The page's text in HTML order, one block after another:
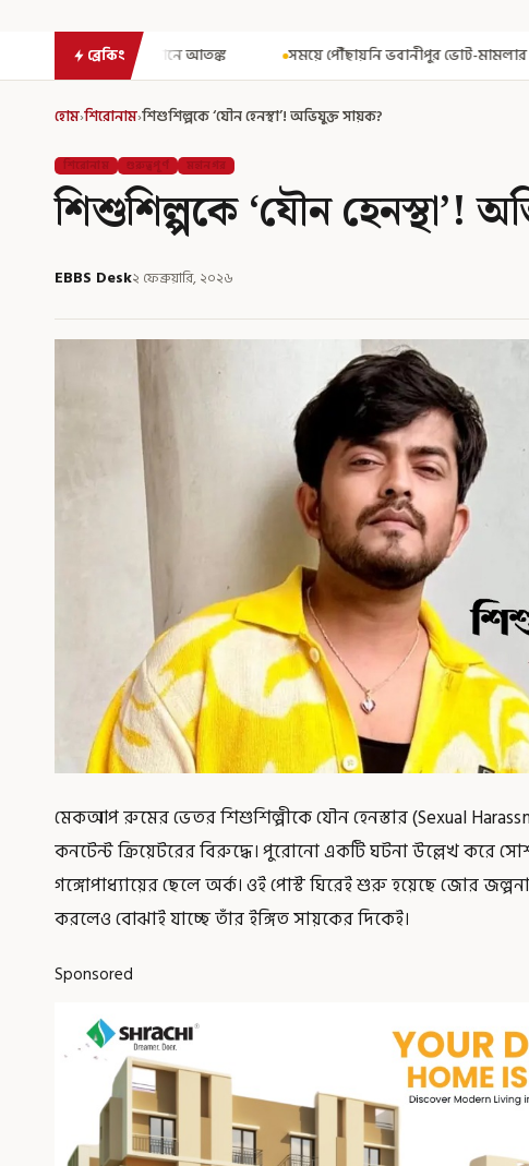
ব্রেকিং
সময়ে পৌঁছায়নি ভবানীপুর ভোট-মামলার নথি! রেজিস্ট্রার জেনারেলের কাছে
হোম›শিরোনাম›শিশুশিল্পকে ‘যৌন হেনস্থা’! অভিযুক্ত সায়ক?
শিরোনাম গুরুত্বপূর্ণ মহানগর
শিশুশিল্পকে ‘যৌন হেনস্থা’!
EBBS Desk২ ফেব্রুয়ারি, ২০২৬
মেকআপ রুমের ভেতর শিশুশিল্পীকে যৌন হেনস্তার (Sexual
কনটেন্ট ক্রিয়েটরের বিরুদ্ধে। পুরোনো একটি ঘটনা উল্লেখ করে
গঙ্গোপাধ্যায়ের ছেলে অর্ক। ওই পোস্ট ঘিরেই শুরু হয়েছে জোর
করলেও বোঝাই যাচ্ছে তাঁর ইঙ্গিত সায়কের দিকেই।
Sponsored